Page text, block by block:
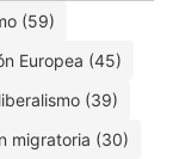
(59)
Europea (45)
liberalismo (39)
migratoria (30)